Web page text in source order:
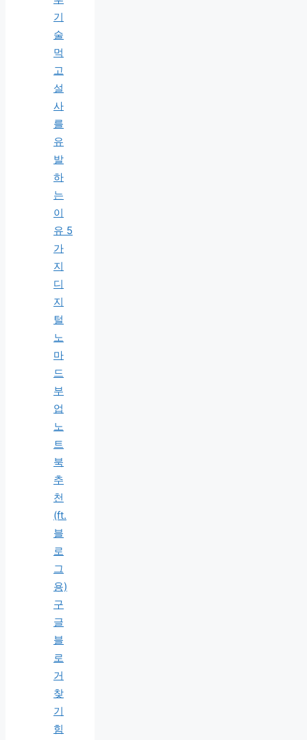
기
술
먹
고
설
사
를
유
발
하
는
이
유 5
가
지
디
지
털
노
마
드
부
업
노
트
북
추
천
(ft.
블
로
그
용)
구
글
블
로
거
찾
기
힘